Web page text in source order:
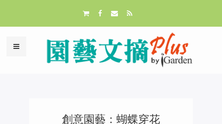
創意園藝：蝴蝶穿花